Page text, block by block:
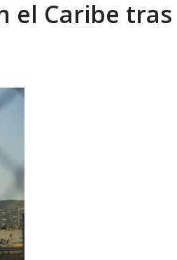
el Caribe tras